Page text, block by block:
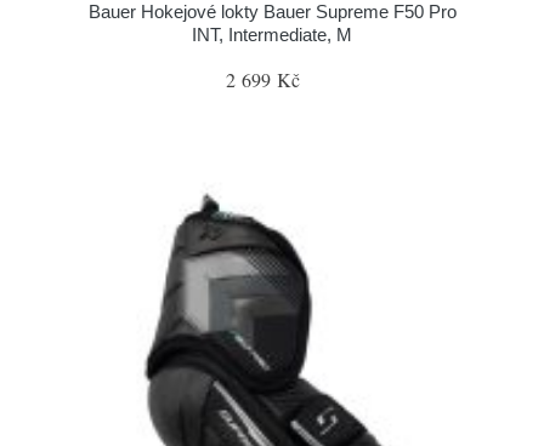
Bauer Hokejové lokty Bauer Supreme F50 Pro
INT, Intermediate, M
2 699 Kč